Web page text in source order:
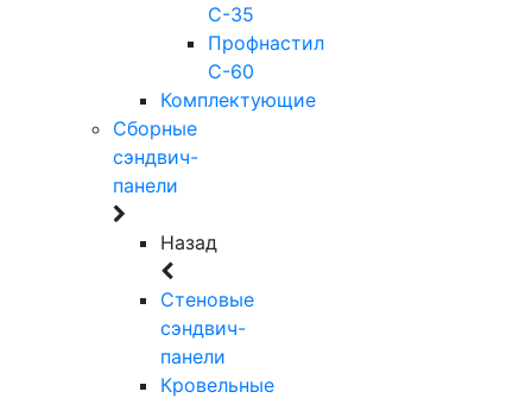
С-35
Профнастил
С-60
Комплектующие
Сборные
сэндвич-
панели
Назад
Стеновые
сэндвич-
панели
Кровельные